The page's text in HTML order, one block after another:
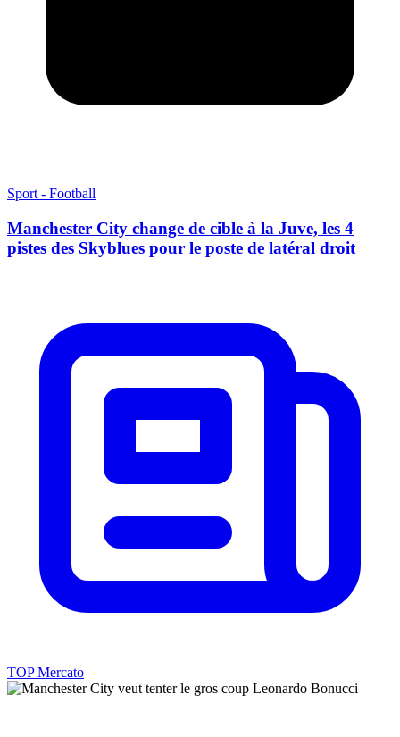
Sport - Football
Manchester City change de cible à la Juve, les 4
pistes des Skyblues pour le poste de latéral droit
TOP Mercato